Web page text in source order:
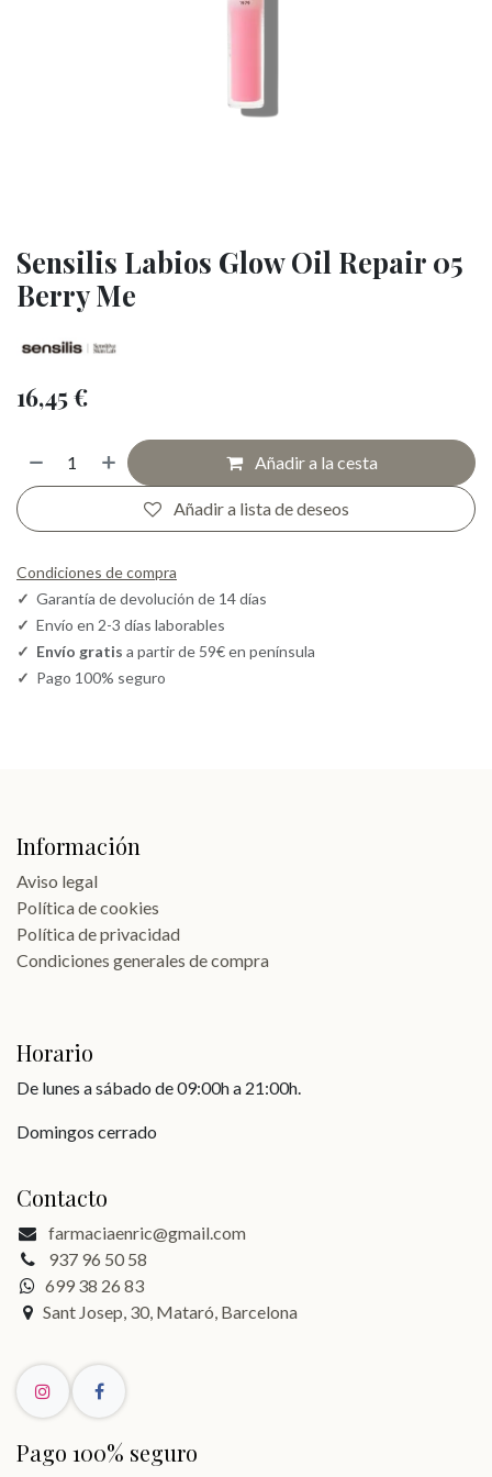
Sensilis Labios Glow Oil Repair 05
Berry Me
16,45€
Añadir a la cesta
Añadir a lista de deseos
Condiciones de compra
✓ Garantía de devolución de 14 días
✓ Envío en 2-3 días laborables
✓ Envío gratis a partir de 59€ en península
✓ Pago 100% seguro
Información
Aviso legal
Política de cookies
Política de privacidad
Condiciones generales de compra
Horario
De lunes a sábado de 09:00h a 21:00h.
Domingos cerrado
Contacto
farmaciaenric@gmail.com
937 96 50 58
699 38 26 83
Sant Josep, 30, Mataró, Barcelona
Pago 100% seguro